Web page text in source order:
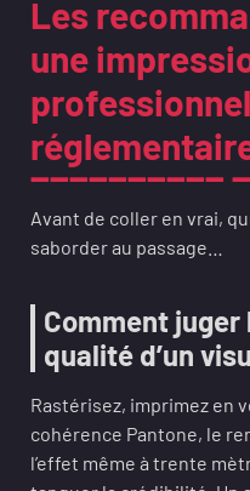
Les
une
Avant de coller en vrai,
saborder au passage…
Comment
qualité d’un
Rastérisez, imprimez en
cohérence Pantone, le
l’effet même à trente